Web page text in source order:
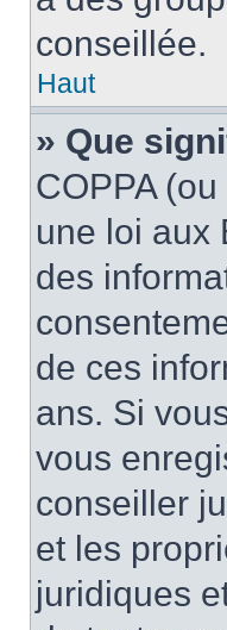
conseillée.
Haut
» Que
COPPA (ou
une loi aux
des
de ces
ans. Si
vous
conseiller
et les
juridiques